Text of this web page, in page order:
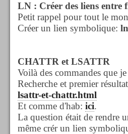
LN : Créer des liens entre
Petit rappel pour tout le
Créer un lien symbolique:
CHATTR et LSATTR
Voilà des commandes que
Recherche et premier
lsattr-et-chattr.html
Et comme d'hab: ici.
La question était de rendre
même crér un lien